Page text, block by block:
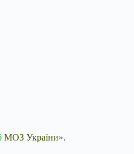
МОЗ України».